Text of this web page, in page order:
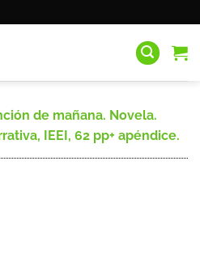
de mañana. Novela.
IEEI, 62 pp+ apéndice.